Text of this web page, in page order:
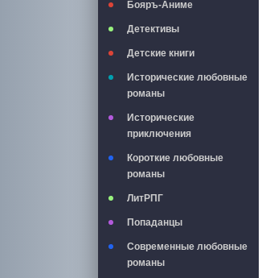
Бояръ-Аниме
Детективы
Детские книги
Исторические любовные
романы
Исторические
приключения
Короткие любовные
романы
ЛитРПГ
Попаданцы
Современные любовные
романы